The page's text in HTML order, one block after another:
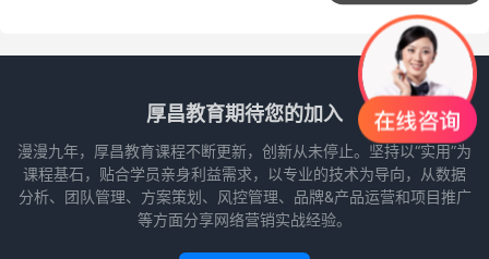
厚昌教育期待您的加入
漫漫九年，厚昌教育课程不断更新，创新从未停止。坚持以“实用”为
课程基石，贴合学员亲身利益需求，以专业的技术为导向，从数据
分析、团队管理、方案策划、风控管理、品牌&产品运营和项目推广
等方面分享网络营销实战经验。